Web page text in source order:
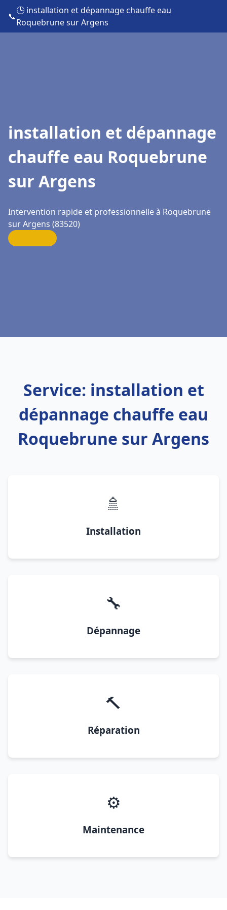
📞
🕒 installation et dépannage chauffe eau
Roquebrune sur Argens
installation et dépannage
chauffe eau Roquebrune
sur Argens
Intervention rapide et professionnelle à Roquebrune
sur Argens (83520)
Service: installation et
dépannage chauffe eau
Roquebrune sur Argens
🚿
Installation
🔧
Dépannage
🔨
Réparation
⚙️
Maintenance